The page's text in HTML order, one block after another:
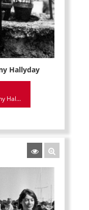
Hallyday
Hal...